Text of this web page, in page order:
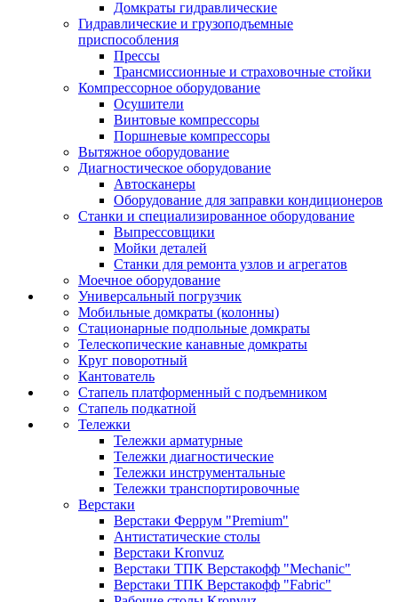
Домкраты гидравлические
Гидравлические и грузоподъемные
приспособления
Прессы
Трансмиссионные и страховочные стойки
Компрессорное оборудование
Осушители
Винтовые компрессоры
Поршневые компрессоры
Вытяжное оборудование
Диагностическое оборудование
Автосканеры
Оборудование для заправки кондиционеров
Станки и специализированное оборудование
Выпрессовщики
Мойки деталей
Станки для ремонта узлов и агрегатов
Моечное оборудование
Универсальный погрузчик
Мобильные домкраты (колонны)
Стационарные подпольные домкраты
Телескопические канавные домкраты
Круг поворотный
Кантователь
Стапель платформенный с подъемником
Стапель подкатной
Тележки
Тележки арматурные
Тележки диагностические
Тележки инструментальные
Тележки транспортировочные
Верстаки
Верстаки Феррум "Premium"
Антистатические столы
Верстаки Kronvuz
Верстаки ТПК Верстакофф "Mechanic"
Верстаки ТПК Верстакофф "Fabric"